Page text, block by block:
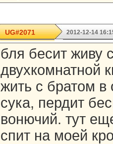
UG#2071 2012-12-14
бля бесит живу
двухкомнатной
жить с братом в
сука, пердит
вонючий. тут
спит на моей